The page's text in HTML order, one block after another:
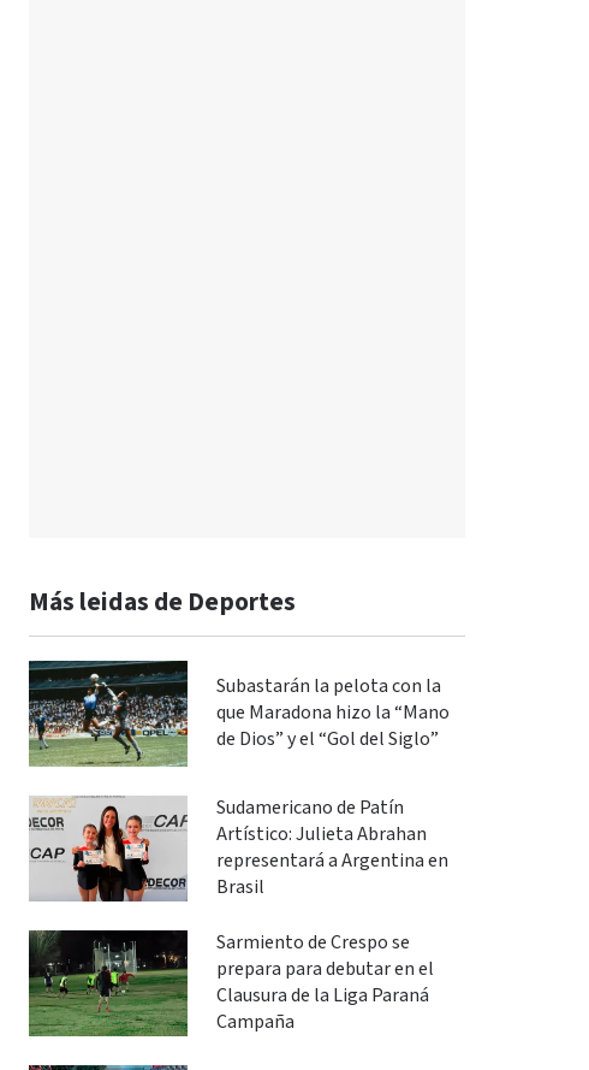
Más leidas de Deportes
Subastarán la pelota con la
que Maradona hizo la “Mano
de Dios” y el “Gol del Siglo”
Sudamericano de Patín
Artístico: Julieta Abrahan
representará a Argentina en
Brasil
Sarmiento de Crespo se
prepara para debutar en el
Clausura de la Liga Paraná
Campaña